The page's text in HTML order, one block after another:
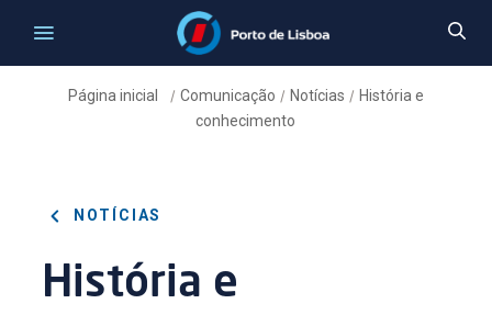
Página inicial / Comunicação / Notícias / História e
conhecimento
NOTÍCIAS
História e